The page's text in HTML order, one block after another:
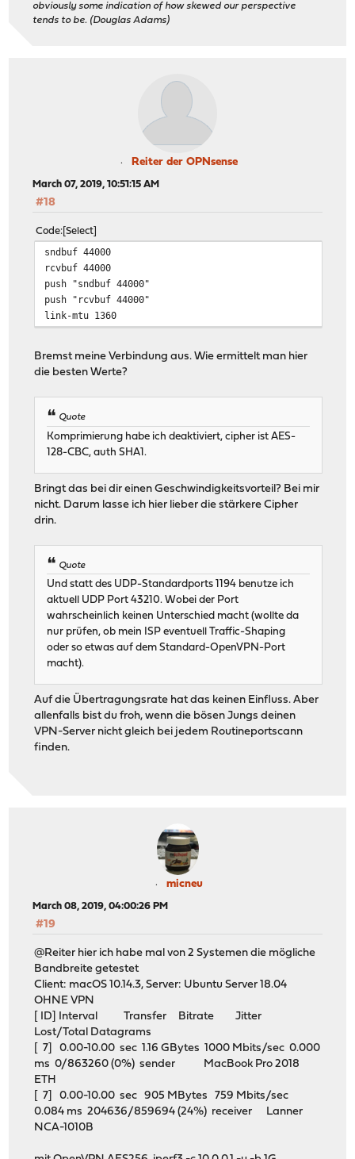
obviously some indication of how skewed our perspective
tends to be. (Douglas Adams)
Reiter der OPNsense
March 07, 2019, 10:51:15 AM
#18
Code Select
sndbuf 44000
rcvbuf 44000
push "sndbuf 44000"
push "rcvbuf 44000"
link-mtu 1360
Bremst meine Verbindung aus. Wie ermittelt man hier
die besten Werte?
Quote
Komprimierung habe ich deaktiviert, cipher ist AES-
128-CBC, auth SHA1.
Bringt das bei dir einen Geschwindigkeitsvorteil? Bei mir
nicht. Darum lasse ich hier lieber die stärkere Cipher
drin.
Quote
Und statt des UDP-Standardports 1194 benutze ich
aktuell UDP Port 43210. Wobei der Port
wahrscheinlich keinen Unterschied macht (wollte da
nur prüfen, ob mein ISP eventuell Traffic-Shaping
oder so etwas auf dem Standard-OpenVPN-Port
macht).
Auf die Übertragungsrate hat das keinen Einfluss. Aber
allenfalls bist du froh, wenn die bösen Jungs deinen
VPN-Server nicht gleich bei jedem Routineportscann
finden.
micneu
March 08, 2019, 04:00:26 PM
#19
@Reiter hier ich habe mal von 2 Systemen die mögliche
Bandbreite getestet
Client: macOS 10.14.3, Server: Ubuntu Server 18.04
OHNE VPN
[ ID] Interval Transfer Bitrate Jitter
Lost/Total Datagrams
[ 7] 0.00-10.00 sec 1.16 GBytes 1000 Mbits/sec 0.000
ms 0/863260 (0%) sender MacBook Pro 2018
ETH
[ 7] 0.00-10.00 sec 905 MBytes 759 Mbits/sec
0.084 ms 204636/859694 (24%) receiver Lanner
NCA-1010B